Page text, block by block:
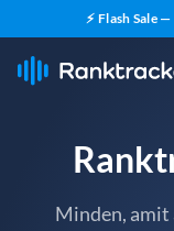
⚡ Flash Sale
Minden, amit